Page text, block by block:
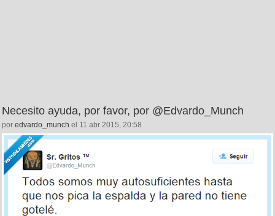
Necesito ayuda, por favor, por @Edvardo_Munch
por edvardo_munch el 11 abr 2015, 20:58